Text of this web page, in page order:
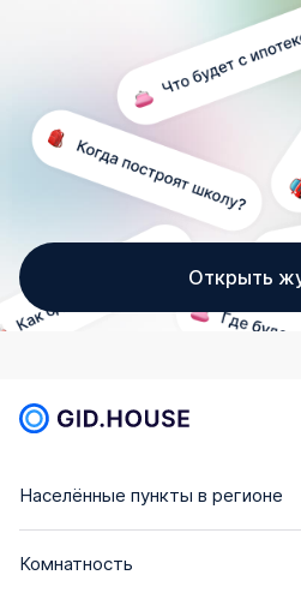
Открыть
Населённые пункты в регионе
Комнатность